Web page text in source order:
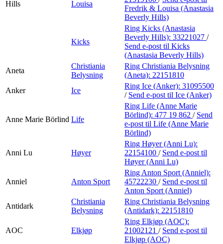
Hills
Louisa
Fredrik & Louisa (Anastasia
Beverly Hills)
Kicks
Ring Kicks (Anastasia
Beverly Hills): 33221027 /
Send e-post til Kicks
(Anastasia Beverly Hills)
Aneta
Christiania
Belysning
Ring Christiania Belysning
(Aneta): 22151810
Anker
Ice
Ring Ice (Anker): 31095500
/ Send e-post til Ice (Anker)
Anne Marie Börlind Life
Ring Life (Anne Marie
Börlind): 477 19 862 / Send
e-post til Life (Anne Marie
Börlind)
Anni Lu Høyer
Ring Høyer (Anni Lu):
22154100 / Send e-post til
Høyer (Anni Lu)
Anniel Anton Sport
Ring Anton Sport (Anniel):
45722230 / Send e-post til
Anton Sport (Anniel)
Antidark
Christiania
Belysning
Ring Christiania Belysning
(Antidark): 22151810
AOC Elkjøp
Ring Elkjøp (AOC):
21002121 / Send e-post til
Elkjøp (AOC)